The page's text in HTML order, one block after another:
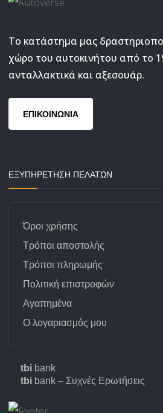
Το κατάστημα μας
χώρο του αυτοκινήτου από το
ανταλλακτικά και αξεσουάρ.
ΕΠΙΚΟΙΝΩΝΙΑ
ΕΞΥΠΗΡΕΤΗΣΗ ΠΕΛΑΤΩΝ
Όροι χρήσης
Τρόποι αποστολής
Τρόποι πληρωμής
Πολιτική επιστροφών
Αγαπημένα
Ο λογαριασμός μου
tbi bank
tbi bank – Συχνές Ερωτήσεις